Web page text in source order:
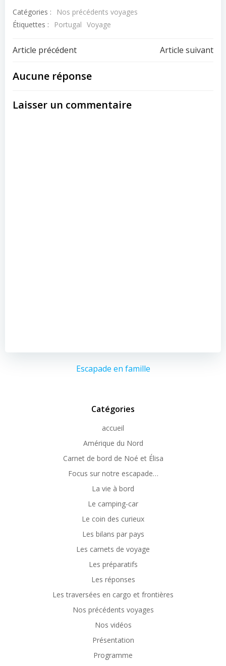
Catégories :
Nos précédents voyages
Étiquettes :
Portugal Voyage
Navigation
de
l’article
Article précédent
Navigation
l’article
Article suivant
Aucune réponse
Laisser un commentaire
Escapade en famille
Catégories
accueil
Amérique du Nord
Carnet de bord de Noé et Élisa
Focus sur notre escapade…
La vie à bord
Le camping-car
Le coin des curieux
Les bilans par pays
Les carnets de voyage
Les préparatifs
Les réponses
Les traversées en cargo et frontières
Nos précédents voyages
Nos vidéos
Présentation
Programme